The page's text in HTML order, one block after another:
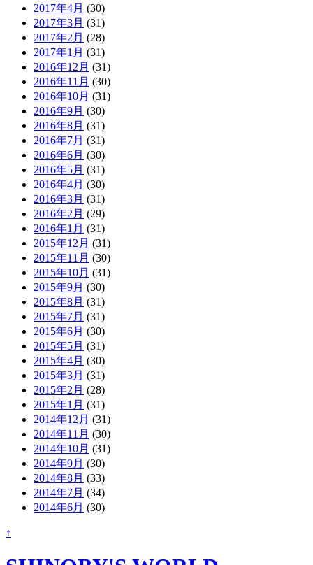
2017年4月 (30)
2017年3月 (31)
2017年2月 (28)
2017年1月 (31)
2016年12月 (31)
2016年11月 (30)
2016年10月 (31)
2016年9月 (30)
2016年8月 (31)
2016年7月 (31)
2016年6月 (30)
2016年5月 (31)
2016年4月 (30)
2016年3月 (31)
2016年2月 (29)
2016年1月 (31)
2015年12月 (31)
2015年11月 (30)
2015年10月 (31)
2015年9月 (30)
2015年8月 (31)
2015年7月 (31)
2015年6月 (30)
2015年5月 (31)
2015年4月 (30)
2015年3月 (31)
2015年2月 (28)
2015年1月 (31)
2014年12月 (31)
2014年11月 (30)
2014年10月 (31)
2014年9月 (30)
2014年8月 (33)
2014年7月 (34)
2014年6月 (30)
↑